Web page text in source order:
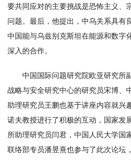
要共同应对的主要挑战是恐怖主义、
问题。最后，他提出，中乌关系具有
中国能与乌兹别克斯坦在能源和数字
深入的合作。
中国国际问题研究院欧亚研究所
战略与安全研究中心的研究员宋博、
助理研究员王鹏也基于讲座内容就兴
诺夫教授进行了积极的互动，国家发
所助理研究员闫君，中国人民大学国
联络部专员潘昱熹也参与了此次论坛